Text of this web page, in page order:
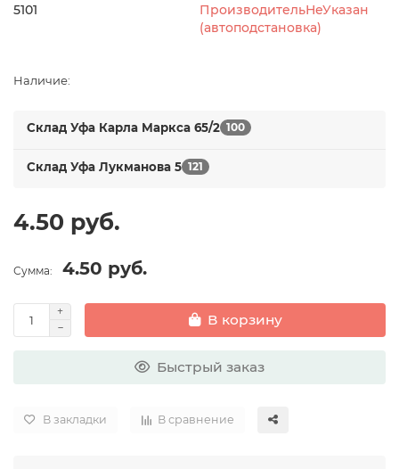
5101
ПроизводительНеУказан
(автоподстановка)
Наличие:
Склад Уфа Карла Маркса 65/2 100
Склад Уфа Лукманова 5 121
4.50 руб.
Сумма: 4.50 руб.
В корзину
Быстрый заказ
В закладки В сравнение